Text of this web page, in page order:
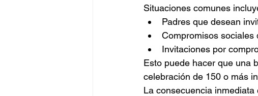
Situaciones comunes
Padres que desean
Compromisos sociales
Invitaciones por
Esto puede hacer que una
celebración de 150 o más
La consecuencia inmediata